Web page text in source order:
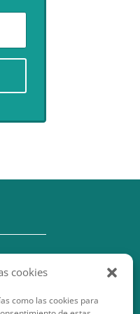
cookies
como las cookies para